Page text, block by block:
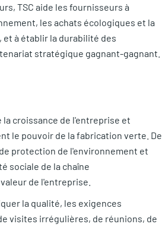
TSC aide les fournisseurs à
les achats écologiques et la
à établir la durabilité des
stratégique gagnant-gagnant.
croissance de l'entreprise et
le pouvoir de la fabrication verte. De
protection de l'environnement et
sociale de la chaîne
de l'entreprise.
la qualité, les exigences
visites irrégulières, de réunions, de